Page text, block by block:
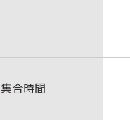
集合時間